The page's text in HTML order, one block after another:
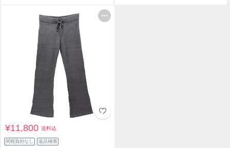
¥11,800送料込
関税負担なし 返品補償